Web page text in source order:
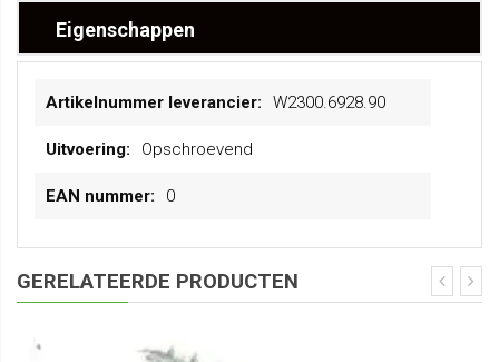
Eigenschappen
W2300.6928.90
Opschroevend
0
GERELATEERDE PRODUCTEN